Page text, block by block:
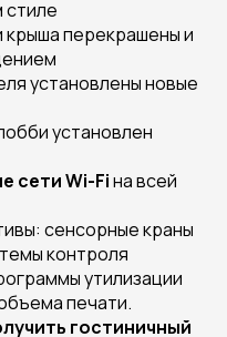
стиле
перекрашены и
установлены новые
установлен
сети Wi-Fiна всей
сенсорные краны
контроля
утилизации
печати.
гостиничный